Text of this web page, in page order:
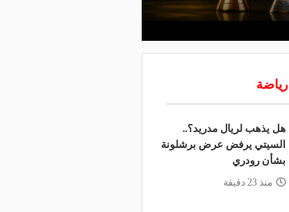
رياضة
هل يذهب لريال مدريد؟..
السيتي يرفض عرض برشلونة
بشأن رودري
منذ 23 دقيقة